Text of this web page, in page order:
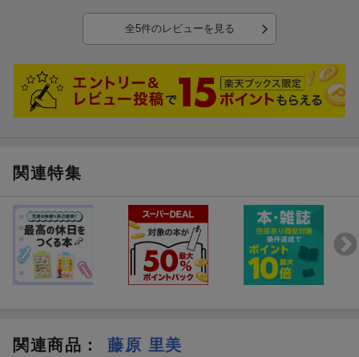
多くのおもちゃが100均の材料で簡単に作れるので、作業が負担に
ならず、量産もしやすいです！
色や素材、難易度のアレンジ例が豊富で、子どもの発達や好
わせて難易度を調整したりできるのも、手作りのよさです。
全5件のレビューを見る
関連特集
関連商品 ： 藤原 里美